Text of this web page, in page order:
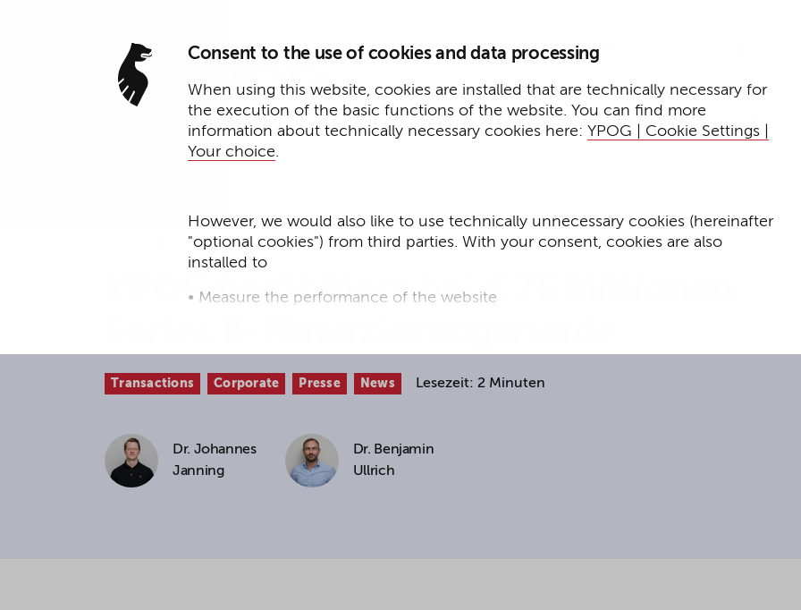
Consent to the use of cookies and data processing
When using this website, cookies are installed that are technically necessary for
the execution of the basic functions of the website. You can find more
information about technically necessary cookies here: YPOG | Cookie Settings |
Your choice.
However, we would also like to use technically unnecessary cookies (hereinafter
"optional cookies") from third parties. With your consent, cookies are also
installed to
• Measure the performance of the website
If you agree to all optional cookies being used for the previously mentioned
purposes, click "Accept all". Alternatively, click "Accept only technically necessary"
to reject all optional cookies.
Home
Expertise Presse
Events
20. Januar 2022
YPOG berät Moss bei € 75 Millionen
Transactions Corporate Presse News Lesezeit: 2 Minuten
Dr. Johannes
Janning
Dr. Benjamin
Ullrich